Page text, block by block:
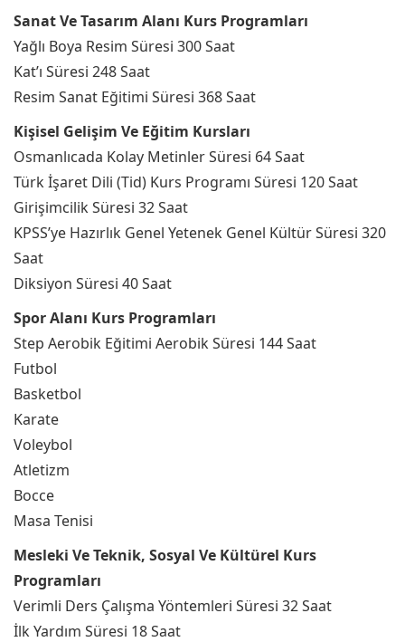
Sanat Ve Tasarım Alanı Kurs Programları
Yağlı Boya Resim Süresi 300 Saat
Kat’ı Süresi 248 Saat
Resim Sanat Eğitimi Süresi 368 Saat
Kişisel Gelişim Ve Eğitim Kursları
Osmanlıcada Kolay Metinler Süresi 64 Saat
Türk İşaret Dili (Tid) Kurs Programı Süresi 120 Saat
Girişimcilik Süresi 32 Saat
KPSS’ye Hazırlık Genel Yetenek Genel Kültür Süresi 320
Saat
Diksiyon Süresi 40 Saat
Spor Alanı Kurs Programları
Step Aerobik Eğitimi Aerobik Süresi 144 Saat
Futbol
Basketbol
Karate
Voleybol
Atletizm
Bocce
Masa Tenisi
Mesleki Ve Teknik, Sosyal Ve Kültürel Kurs
Programları
Verimli Ders Çalışma Yöntemleri Süresi 32 Saat
İlk Yardım Süresi 18 Saat